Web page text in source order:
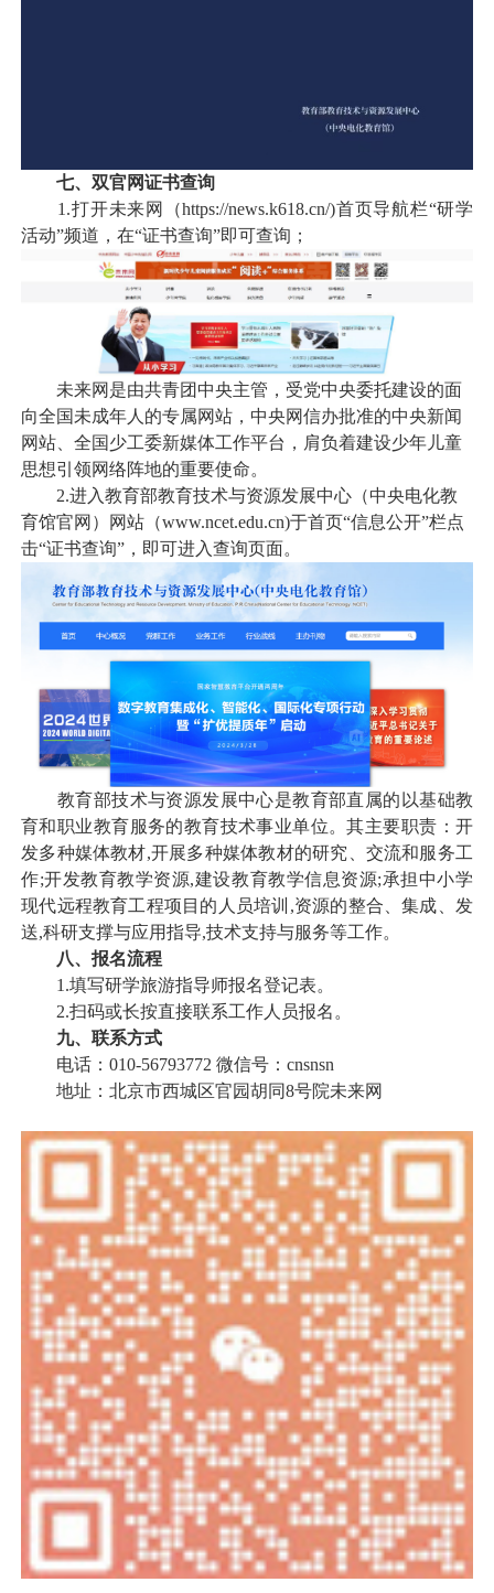
七、双官网证书查询
1.打开未来网（https://news.k618.cn/)首页导航栏“研学
活动”频道，在“证书查询”即可查询；
未来网是由共青团中央主管，受党中央委托建设的面
向全国未成年人的专属网站，中央网信办批准的中央新闻
网站、全国少工委新媒体工作平台，肩负着建设少年儿童
思想引领网络阵地的重要使命。
2.进入教育部教育技术与资源发展中心（中央电化教
育馆官网）网站（www.ncet.edu.cn)于首页“信息公开”栏点
击“证书查询”，即可进入查询页面。
教育部技术与资源发展中心是教育部直属的以基础教
育和职业教育服务的教育技术事业单位。其主要职责：开
发多种媒体教材,开展多种媒体教材的研究、交流和服务工
作;开发教育教学资源,建设教育教学信息资源;承担中小学
现代远程教育工程项目的人员培训,资源的整合、集成、发
送,科研支撑与应用指导,技术支持与服务等工作。
八、报名流程
1.填写研学旅游指导师报名登记表。
2.扫码或长按直接联系工作人员报名。
九、联系方式
电话：010-56793772 微信号：cnsnsn
地址：北京市西城区官园胡同8号院未来网